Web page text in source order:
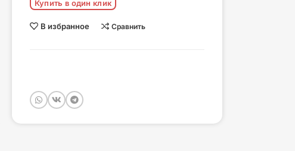
Купить в один клик
В избранное Сравнить